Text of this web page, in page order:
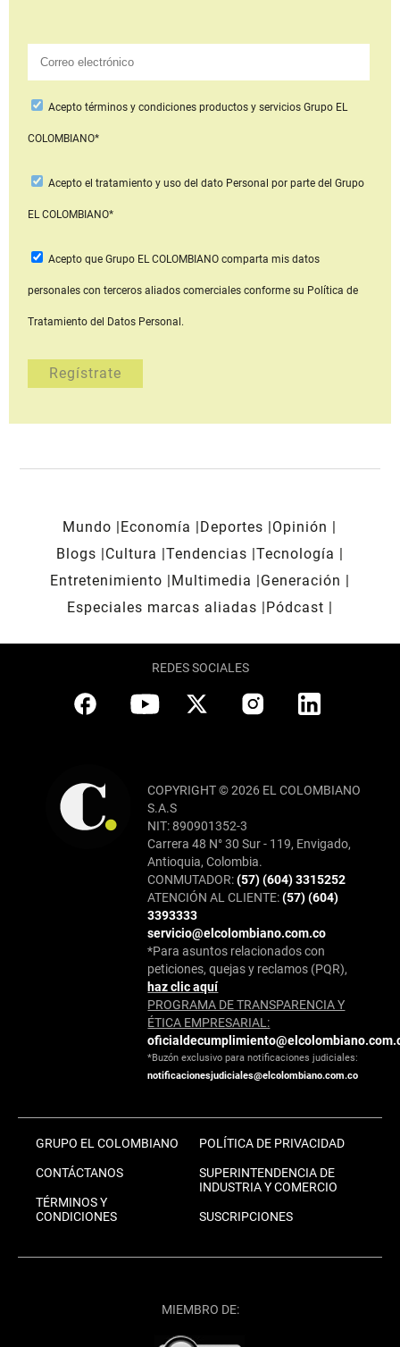
Aceptotérminos y condiciones productos y serviciosGrupo EL
COLOMBIANO*
Acepto el tratamiento y uso del dato Personal por parte del Grupo
EL COLOMBIANO*
Acepto que Grupo EL COLOMBIANOcomparta mis datos
personales con terceros aliados comerciales conforme su Política de
Tratamiento del Datos Personal.
Mundo Economía Deportes
Opinión
Blogs
Cultura Tendencias Tecnología
Entretenimiento
Multimedia
Generación
Especiales marcas aliadas
Pódcast
REDES SOCIALES
COPYRIGHT © 2026 EL COLOMBIANO
S.A.S
NIT: 890901352-3
Carrera 48 N° 30 Sur - 119, Envigado,
Antioquia, Colombia.
CONMUTADOR:(57) (604) 3315252
ATENCIÓN AL CLIENTE:(57) (604)
3393333
servicio@elcolombiano.com.co
*Para asuntos relacionados con
peticiones, quejas y reclamos (PQR),
haz clic aquí
PROGRAMA DE TRANSPARENCIA Y
ÉTICA EMPRESARIAL:
*Buzón exclusivo para notificaciones judiciales:
notificacionesjudiciales@elcolombiano.com.co
GRUPO EL COLOMBIANO
CONTÁCTANOS
TÉRMINOS Y
CONDICIONES
POLÍTICA DE PRIVACIDAD
SUPERINTENDENCIA DE
INDUSTRIA Y COMERCIO
SUSCRIPCIONES
MIEMBRO DE: